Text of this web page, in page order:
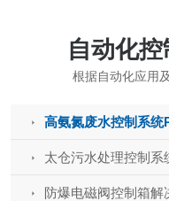
自动化
根据自动化应用